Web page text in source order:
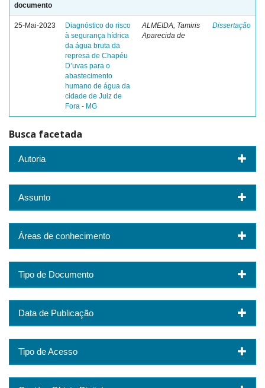
documento
25-Mai-2023
Diagnóstico do risco
à segurança hídrica
da água bruta da
represa de Chapéu
D’uvas para o
abastecimento
humano de água da
cidade de Juiz de
Fora - MG
ALMEIDA, Tamiris
Aparecida de
Dissertação
Busca facetada
Autoria
Assunto
Áreas de conhecimento
Tipo de Documento
Data de Publicação
Tipo de Acesso